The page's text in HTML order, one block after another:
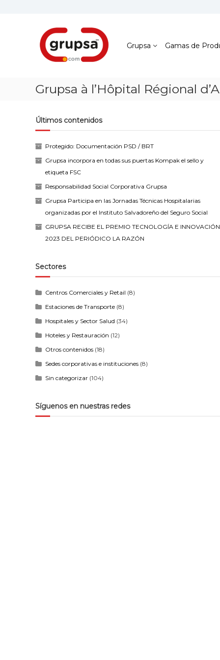
Grupsa
Accesos
que
conectan
personas
Grupsa Gamas de
Grupsa à l’Hôpital Régional
Últimos contenidos
Protegido: Documentación PSD / BRT
Grupsa incorpora en todas sus puertas Kompak el sello y
etiqueta FSC
Responsabilidad Social Corporativa Grupsa
Grupsa Participa en las Jornadas Técnicas Hospitalarias
organizadas por el Instituto Salvadoreño del Seguro Social
GRUPSA RECIBE EL PREMIO TECNOLOGÍA E INNOVACIÓN
2023 DEL PERIÓDICO LA RAZÓN
Sectores
Centros Comerciales y Retail (8)
Estaciones de Transporte (8)
Hospitales y Sector Salud (34)
Hoteles y Restauración (12)
Otros contenidos (18)
Sedes corporativas e instituciones (8)
Sin categorizar (104)
Síguenos en nuestras redes